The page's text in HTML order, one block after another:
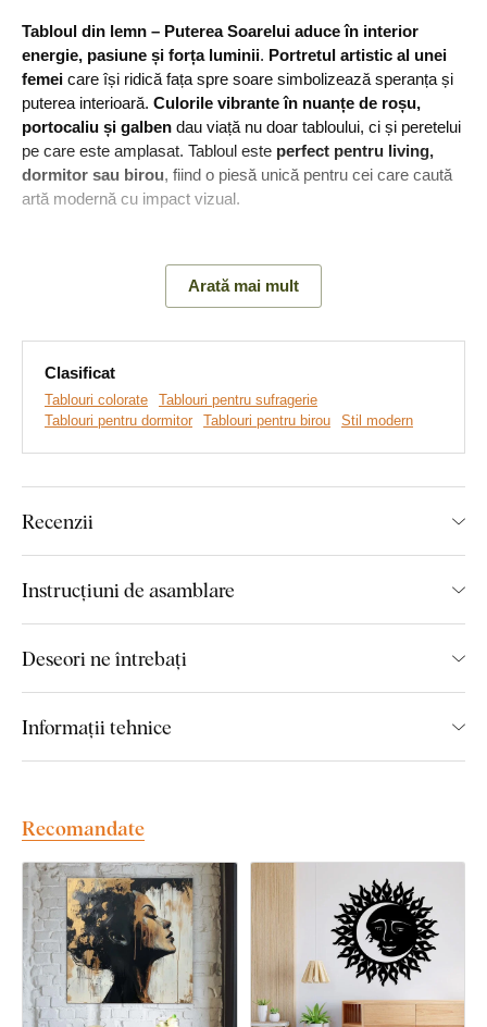
Tabloul din lemn – Puterea Soarelui aduce în interior
energie, pasiune și forța luminii. Portretul artistic al unei
femei care își ridică fața spre soare simbolizează speranța și
puterea interioară. Culorile vibrante în nuanțe de roșu,
portocaliu și galben dau viață nu doar tabloului, ci și peretelui
pe care este amplasat. Tabloul este perfect pentru living,
dormitor sau birou, fiind o piesă unică pentru cei care caută
artă modernă cu impact vizual.
groase de lemn
mai avansată tehnologie și vopsele de calitate superioară.
După ce placa este imprimată, decupăm tabloul cu ajutorul
tehnologiei laser, obținând astfel o margine maro închis
elegantă, ce pune în valoare și mai mult designul.
Principalele avantaje ale tabloului
din lemn DUBLEZ cu imprimare
Manoperă de calitate superioară
Culori de 3 ori mai intense
Tabloul este 100% plat și nu se deformează
Marginea maro închis înlocuiește complet rama
clasică
Culori permanente rezistente la razele UV
Arată mai mult
Clasificat
Tablouri colorate
Tablouri pentru sufragerie
Tablouri pentru dormitor
Tablouri pentru birou Stil modern
Recenzii
Instrucțiuni de asamblare
Deseori ne întrebați
Informații tehnice
Recomandate